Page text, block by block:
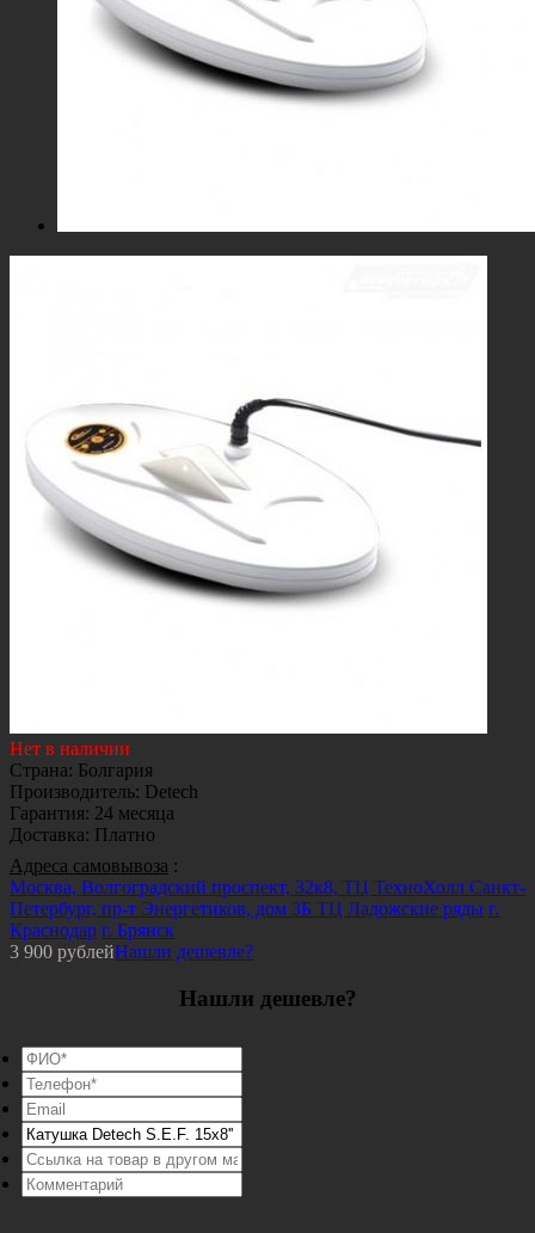
Нет в наличии
Страна: Болгария
Производитель: Detech
Гарантия: 24 месяца
Доставка: Платно
Адреса самовывоза :
Москва, Волгоградский проспект, 32к8, ТЦ ТехноХолл Санкт-
Петербург, пр-т Энергетиков, дом 3Б ТЦ Ладожские ряды г.
Краснодар г. Брянск
3 900 рублейНашли дешевле?
Нашли дешевле?